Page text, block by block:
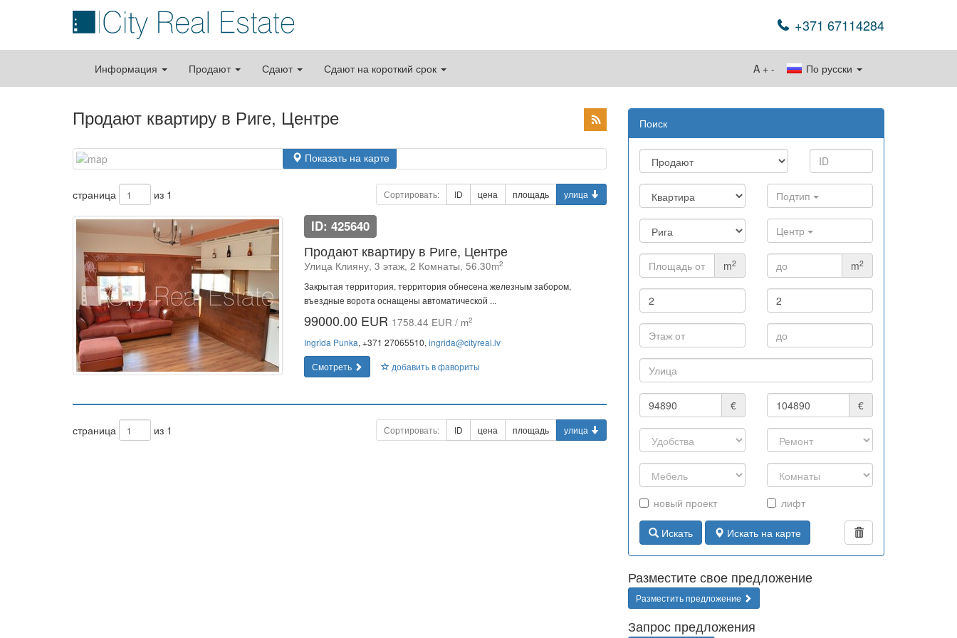
+371 67114284
Информация Продают Сдают Сдают на короткий срок По русски
A + -
Продают квартиру в Риге, Центре
Показать на карте
страница из 1 Сортировать: ID цена площадь улица
ID: 425640
Продают квартиру в Риге, Центре
Улица Клияну, 3 этаж, 2 Комнаты, 56.30m2
Закрытая территория, территория обнесена железным забором,
въездные ворота оснащены автоматической ...
99000.00 EUR 1758.44 EUR / m2
Ingrīda Punka, +371 27065510, ingrida@cityreal.lv
Смотреть
добавить в фавориты
страница из 1 Сортировать: ID цена площадь улица
Поиск
Подтип
Центр
m2 m2
€ €
новый проект лифт
Искать Искать на карте
Разместите свое предложение
Разместить предложение
Запрос предложения